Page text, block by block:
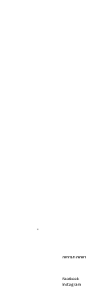
רשתות חברתיות
Facebook
Instagram